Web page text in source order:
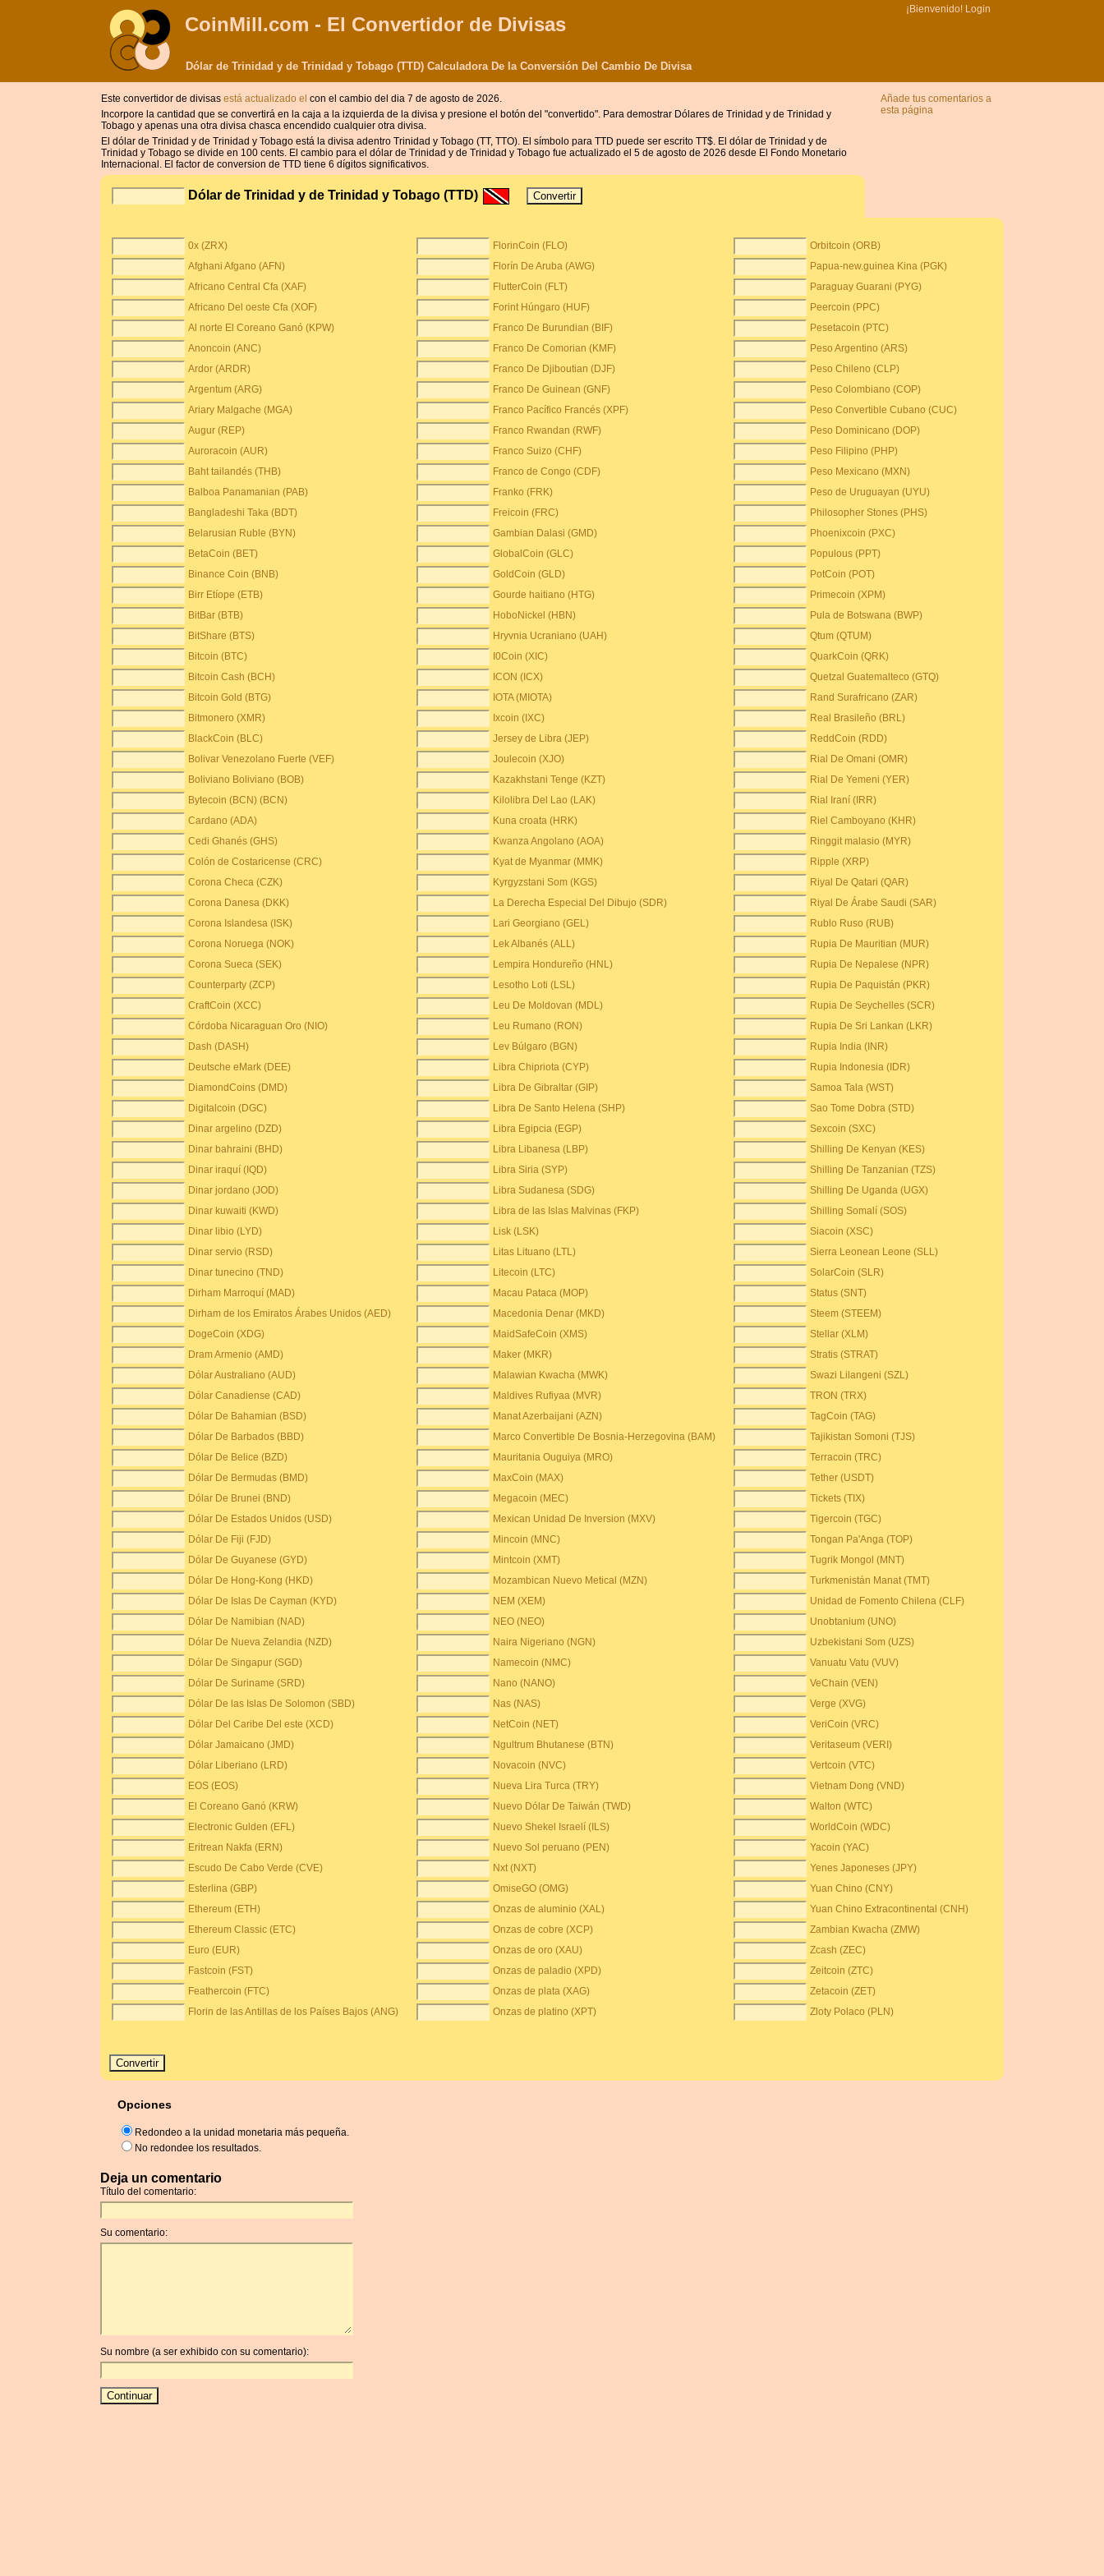
CoinMill.com - El Convertidor de Divisas
¡Bienvenido! Login
Dólar de Trinidad y de Trinidad y Tobago (TTD) Calculadora De la Conversión Del Cambio De Divisa
Este convertidor de divisas está actualizado el con el cambio del dia 7 de agosto de 2026.
Incorpore la cantidad que se convertirá en la caja a la izquierda de la divisa y presione el botón del "convertido". Para demostrar Dólares de Trinidad y de Trinidad y
Tobago y apenas una otra divisa chasca encendido cualquier otra divisa.
El dólar de Trinidad y de Trinidad y Tobago está la divisa adentro Trinidad y Tobago (TT, TTO). El símbolo para TTD puede ser escrito TT$. El dólar de Trinidad y de
Trinidad y Tobago se divide en 100 cents. El cambio para el dólar de Trinidad y de Trinidad y Tobago fue actualizado el 5 de agosto de 2026 desde El Fondo Monetario
Internacional. El factor de conversion de TTD tiene 6 dígitos significativos.
Añade tus comentarios a
esta página
Dólar de Trinidad y de Trinidad y Tobago (TTD)
0x (ZRX) FlorinCoin (FLO)
Orbitcoin (ORB)
Afghani Afgano (AFN)
Florín De Aruba (AWG)
Papua-new.guinea Kina (PGK)
Africano Central Cfa (XAF)
FlutterCoin (FLT)
Paraguay Guarani (PYG)
Africano Del oeste Cfa (XOF)
Forint Húngaro (HUF)
Peercoin (PPC)
Al norte El Coreano Ganó (KPW)
Franco De Burundian (BIF)
Pesetacoin (PTC)
Anoncoin (ANC)
Franco De Comorian (KMF)
Peso Argentino (ARS)
Ardor (ARDR)
Franco De Djiboutian (DJF)
Peso Chileno (CLP)
Argentum (ARG)
Franco De Guinean (GNF)
Peso Colombiano (COP)
Ariary Malgache (MGA)
Franco Pacífico Francés (XPF)
Peso Convertible Cubano (CUC)
Augur (REP)
Franco Rwandan (RWF)
Peso Dominicano (DOP)
Auroracoin (AUR)
Franco Suizo (CHF)
Peso Filipino (PHP)
Baht tailandés (THB)
Franco de Congo (CDF)
Peso Mexicano (MXN)
Balboa Panamanian (PAB)
Franko (FRK)
Peso de Uruguayan (UYU)
Bangladeshi Taka (BDT)
Freicoin (FRC)
Philosopher Stones (PHS)
Belarusian Ruble (BYN)
Gambian Dalasi (GMD)
Phoenixcoin (PXC)
BetaCoin (BET)
GlobalCoin (GLC)
Populous (PPT)
Binance Coin (BNB)
GoldCoin (GLD)
PotCoin (POT)
Birr Etíope (ETB)
Gourde haitiano (HTG)
Primecoin (XPM)
BitBar (BTB)
HoboNickel (HBN)
Pula de Botswana (BWP)
BitShare (BTS)
Hryvnia Ucraniano (UAH)
Qtum (QTUM)
Bitcoin (BTC)
I0Coin (XIC)
QuarkCoin (QRK)
Bitcoin Cash (BCH)
ICON (ICX)
Quetzal Guatemalteco (GTQ)
Bitcoin Gold (BTG)
IOTA (MIOTA)
Rand Surafricano (ZAR)
Bitmonero (XMR)
Ixcoin (IXC)
Real Brasileño (BRL)
BlackCoin (BLC)
Jersey de Libra (JEP)
ReddCoin (RDD)
Bolivar Venezolano Fuerte (VEF)
Joulecoin (XJO)
Rial De Omani (OMR)
Boliviano Boliviano (BOB)
Kazakhstani Tenge (KZT)
Rial De Yemeni (YER)
Bytecoin (BCN) (BCN)
Kilolibra Del Lao (LAK)
Rial Iraní (IRR)
Cardano (ADA)
Kuna croata (HRK)
Riel Camboyano (KHR)
Cedi Ghanés (GHS)
Kwanza Angolano (AOA)
Ringgit malasio (MYR)
Colón de Costaricense (CRC)
Kyat de Myanmar (MMK)
Ripple (XRP)
Corona Checa (CZK)
Kyrgyzstani Som (KGS)
Riyal De Qatari (QAR)
Corona Danesa (DKK)
La Derecha Especial Del Dibujo (SDR)
Riyal De Árabe Saudi (SAR)
Corona Islandesa (ISK)
Lari Georgiano (GEL)
Rublo Ruso (RUB)
Corona Noruega (NOK)
Lek Albanés (ALL)
Rupia De Mauritian (MUR)
Corona Sueca (SEK)
Lempira Hondureño (HNL)
Rupia De Nepalese (NPR)
Counterparty (ZCP)
Lesotho Loti (LSL)
Rupia De Paquistán (PKR)
CraftCoin (XCC)
Leu De Moldovan (MDL)
Rupia De Seychelles (SCR)
Córdoba Nicaraguan Oro (NIO)
Leu Rumano (RON)
Rupia De Sri Lankan (LKR)
Dash (DASH)
Lev Búlgaro (BGN)
Rupia India (INR)
Deutsche eMark (DEE)
Libra Chipriota (CYP)
Rupia Indonesia (IDR)
DiamondCoins (DMD)
Libra De Gibraltar (GIP)
Samoa Tala (WST)
Digitalcoin (DGC)
Libra De Santo Helena (SHP)
Sao Tome Dobra (STD)
Dinar argelino (DZD)
Libra Egipcia (EGP)
Sexcoin (SXC)
Dinar bahraini (BHD)
Libra Libanesa (LBP)
Shilling De Kenyan (KES)
Dinar iraquí (IQD)
Libra Siria (SYP)
Shilling De Tanzanian (TZS)
Dinar jordano (JOD)
Libra Sudanesa (SDG)
Shilling De Uganda (UGX)
Dinar kuwaiti (KWD)
Libra de las Islas Malvinas (FKP)
Shilling Somalí (SOS)
Dinar libio (LYD)
Lisk (LSK)
Siacoin (XSC)
Dinar servio (RSD)
Litas Lituano (LTL)
Sierra Leonean Leone (SLL)
Dinar tunecino (TND)
Litecoin (LTC)
SolarCoin (SLR)
Dirham Marroquí (MAD)
Macau Pataca (MOP)
Status (SNT)
Dirham de los Emiratos Árabes Unidos (AED)
Macedonia Denar (MKD)
Steem (STEEM)
DogeCoin (XDG)
MaidSafeCoin (XMS)
Stellar (XLM)
Dram Armenio (AMD)
Maker (MKR)
Stratis (STRAT)
Dólar Australiano (AUD)
Malawian Kwacha (MWK)
Swazi Lilangeni (SZL)
Dólar Canadiense (CAD)
Maldives Rufiyaa (MVR)
TRON (TRX)
Dólar De Bahamian (BSD)
Manat Azerbaijani (AZN)
TagCoin (TAG)
Dólar De Barbados (BBD)
Marco Convertible De Bosnia-Herzegovina (BAM)
Tajikistan Somoni (TJS)
Dólar De Belice (BZD)
Mauritania Ouguiya (MRO)
Terracoin (TRC)
Dólar De Bermudas (BMD)
MaxCoin (MAX)
Tether (USDT)
Dólar De Brunei (BND)
Megacoin (MEC)
Tickets (TIX)
Dólar De Estados Unidos (USD)
Mexican Unidad De Inversion (MXV)
Tigercoin (TGC)
Dólar De Fiji (FJD)
Mincoin (MNC)
Tongan Pa'Anga (TOP)
Dólar De Guyanese (GYD)
Mintcoin (XMT)
Tugrik Mongol (MNT)
Dólar De Hong-Kong (HKD)
Mozambican Nuevo Metical (MZN)
Turkmenistán Manat (TMT)
Dólar De Islas De Cayman (KYD)
NEM (XEM)
Unidad de Fomento Chilena (CLF)
Dólar De Namibian (NAD)
NEO (NEO)
Unobtanium (UNO)
Dólar De Nueva Zelandia (NZD)
Naira Nigeriano (NGN)
Uzbekistani Som (UZS)
Dólar De Singapur (SGD)
Namecoin (NMC)
Vanuatu Vatu (VUV)
Dólar De Suriname (SRD)
Nano (NANO)
VeChain (VEN)
Dólar De las Islas De Solomon (SBD)
Nas (NAS)
Verge (XVG)
Dólar Del Caribe Del este (XCD)
NetCoin (NET)
VeriCoin (VRC)
Dólar Jamaicano (JMD)
Ngultrum Bhutanese (BTN)
Veritaseum (VERI)
Dólar Liberiano (LRD)
Novacoin (NVC)
Vertcoin (VTC)
EOS (EOS)
Nueva Lira Turca (TRY)
Vietnam Dong (VND)
El Coreano Ganó (KRW)
Nuevo Dólar De Taiwán (TWD)
Walton (WTC)
Electronic Gulden (EFL)
Nuevo Shekel Israelí (ILS)
WorldCoin (WDC)
Eritrean Nakfa (ERN)
Nuevo Sol peruano (PEN)
Yacoin (YAC)
Escudo De Cabo Verde (CVE)
Nxt (NXT)
Yenes Japoneses (JPY)
Esterlina (GBP)
OmiseGO (OMG)
Yuan Chino (CNY)
Ethereum (ETH)
Onzas de aluminio (XAL)
Yuan Chino Extracontinental (CNH)
Ethereum Classic (ETC)
Onzas de cobre (XCP)
Zambian Kwacha (ZMW)
Euro (EUR)
Onzas de oro (XAU)
Zcash (ZEC)
Fastcoin (FST)
Onzas de paladio (XPD)
Zeitcoin (ZTC)
Feathercoin (FTC)
Onzas de plata (XAG)
Zetacoin (ZET)
Florin de las Antillas de los Países Bajos (ANG)
Onzas de platino (XPT) Zloty Polaco (PLN)
Opciones
Redondeo a la unidad monetaria más pequeña.
No redondee los resultados.
Deja un comentario
Título del comentario:
Su comentario:
Su nombre (a ser exhibido con su comentario):